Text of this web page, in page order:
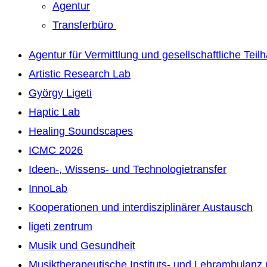
Agentur
Transferbüro
Agentur für Vermittlung und gesellschaftliche
Artistic Research Lab
György Ligeti
Haptic Lab
Healing Soundscapes
ICMC 2026
Ideen-, Wissens- und Technologietransfer
InnoLab
Kooperationen und interdisziplinärer Austausch
ligeti zentrum
Musik und Gesundheit
Musiktherapeutische Instituts- und Lehrambulanz